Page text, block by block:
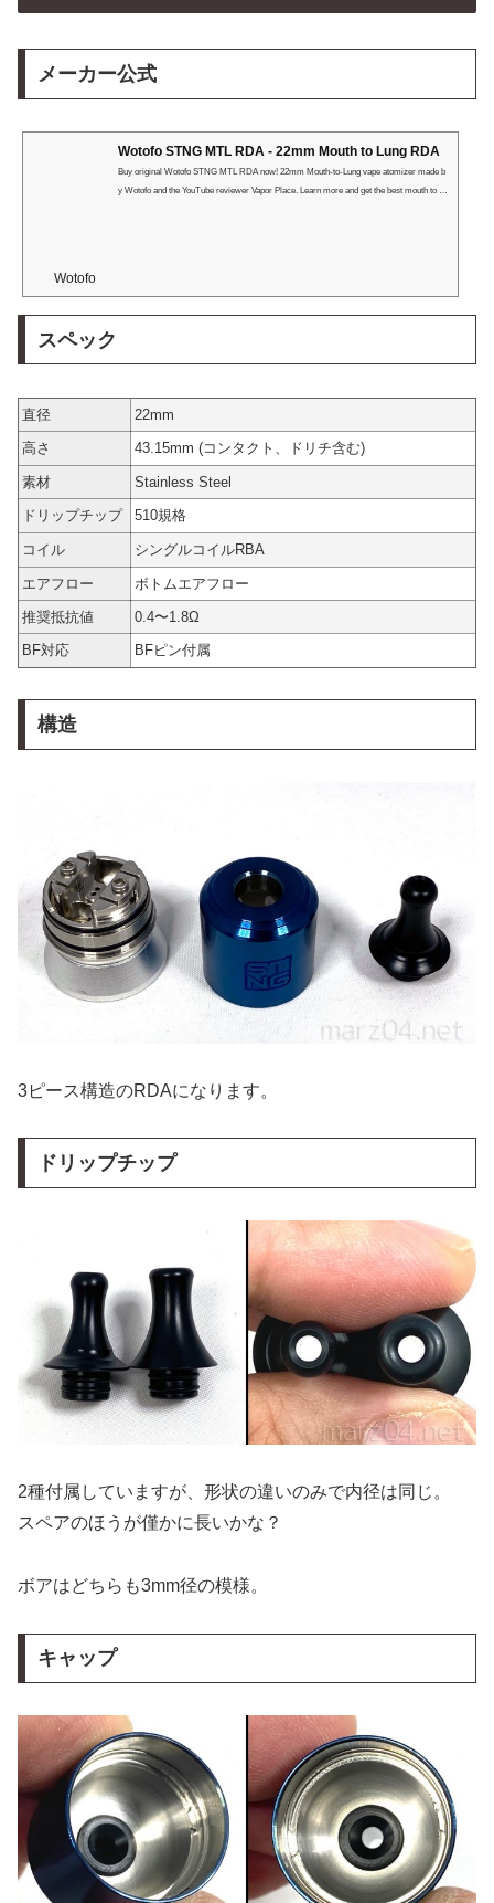
メーカー公式
Wotofo STNG MTL RDA - 22mm Mouth to Lung RDA
Buy original Wotofo STNG MTL RDA now! 22mm Mouth-to-Lung vape atomizer made b
y Wotofo and the YouTube reviewer Vapor Place. Learn more and get the best mouth to lu
Wotofo
スペック
直径
22mm
高さ
43.15mm (コンタクト、ドリチ含む)
素材
Stainless Steel
ドリップチップ
510規格
コイル シングルコイルRBA
エアフロー
ボトムエアフロー
推奨抵抗値
0.4〜1.8Ω
BF対応
BFピン付属
構造
3ピース構造のRDAになります。
ドリップチップ
2種付属していますが、形状の違いのみで内径は同じ。
スペアのほうが僅かに長いかな？
ボアはどちらも3mm径の模様。
キャップ